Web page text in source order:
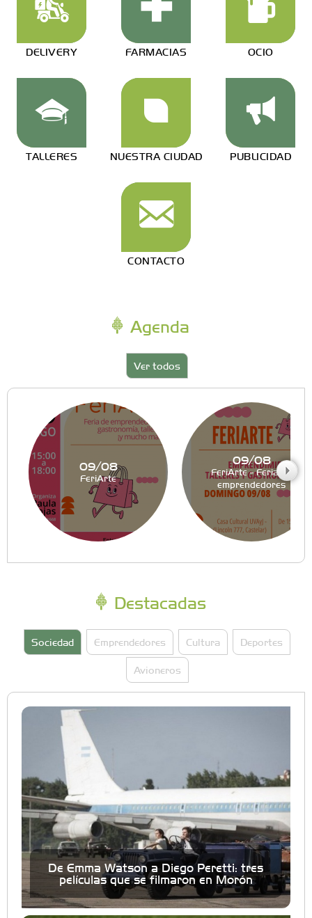
DELIVERY FARMACIAS OCIO
TALLERES NUESTRA CIUDAD PUBLICIDAD
CONTACTO
Agenda
Ver todos
09/08
FeriArte
09/08
FeriArte - Feria de
emprendedores
Destacadas
Sociedad Emprendedores Cultura Deportes
Avioneros
De Emma Watson a Diego Peretti: tres
películas que se filmaron en Morón